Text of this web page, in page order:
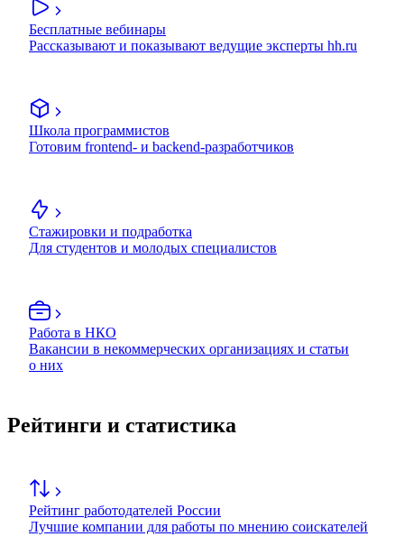
Бесплатные вебинары
Рассказывают и показывают ведущие эксперты hh.ru
Школа программистов
Готовим frontend- и backend-разработчиков
Стажировки и подработка
Для студентов и молодых специалистов
Работа в НКО
Вакансии в некоммерческих организациях и статьи
о них
Рейтинги и статистика
Рейтинг работодателей России
Лучшие компании для работы по мнению соискателей